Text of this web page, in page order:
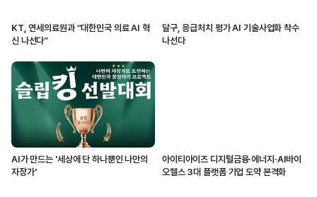
KT, 연세의료원과 “대한민국 의료 AI 혁
신 나선다”
달구, 응급처치 평가 AI 기술사업화 착수
나선다
AI가 만드는 '세상에 단 하나뿐인 나만의
자장가'
아이티아이즈 디지털금융·에너지·AI바이
오헬스 3대 플랫폼 기업 도약 본격화